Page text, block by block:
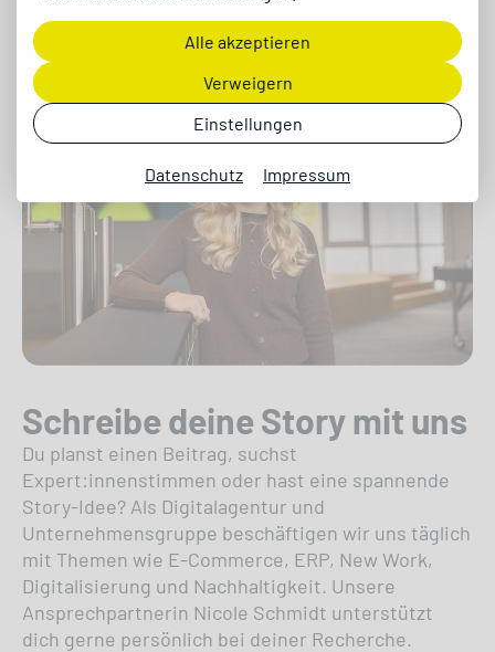
Alle akzeptieren
Verweigern
Einstellungen
Datenschutz Impressum
Schreibe deine Story mit uns
Du planst einen Beitrag, suchst
Expert:innenstimmen oder hast eine spannende
Story-Idee? Als Digitalagentur und
Unternehmensgruppe beschäftigen wir uns täglich
mit Themen wie E-Commerce, ERP, New Work,
Digitalisierung und Nachhaltigkeit. Unsere
Ansprechpartnerin Nicole Schmidt unterstützt
dich gerne persönlich bei deiner Recherche.